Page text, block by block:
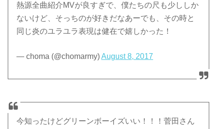
熱源全曲紹介MVが良すぎで、僕たちの尺も少ししか
ないけど、そっちのが好きだなあーでも、その時と
同じ炎のユラユラ表現は健在で嬉しかった！
— choma (@chomarmy)August 8, 2017
今知ったけどグリーンボーイズいい！！！菅田さん